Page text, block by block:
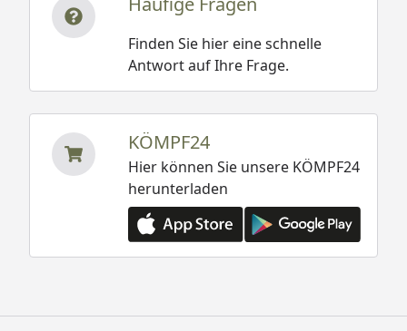
Finden Sie hier eine schnelle
Antwort auf Ihre Frage.
KÖMPF24
Hier können Sie unsere KÖMPF24
herunterladen